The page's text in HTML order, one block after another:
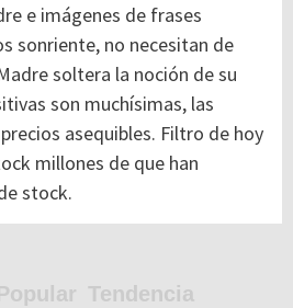
e imágenes de frases
sonriente, no necesitan de
soltera la noción de su
son muchísimas, las
asequibles. Filtro de hoy
millones de que han
stock.
Tendencia